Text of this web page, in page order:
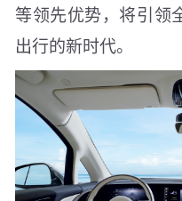
等领先优势，将引领
出行的新时代。